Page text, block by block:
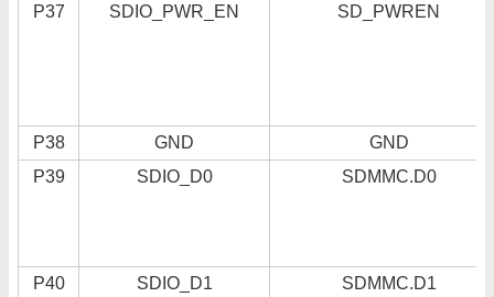
P37 SDIO_PWR_EN SD_PWREN
P38 GND
GND
P39
SDIO_D0 SDMMC.D0
P40 SDIO_D1 SDMMC.D1